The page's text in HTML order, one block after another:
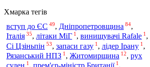
Хмарка тегів
вступ до ЄС 49, Дніпропетровщина 84,
Італія 35, літаки МіГ 1 , винищувачі Rafale 1 ,
Сі Цзіньпін 53, запаси газу 1 , лідер Ірану 1 ,
Рязанський НПЗ 1 , Житомирщина 12, рух
1 1